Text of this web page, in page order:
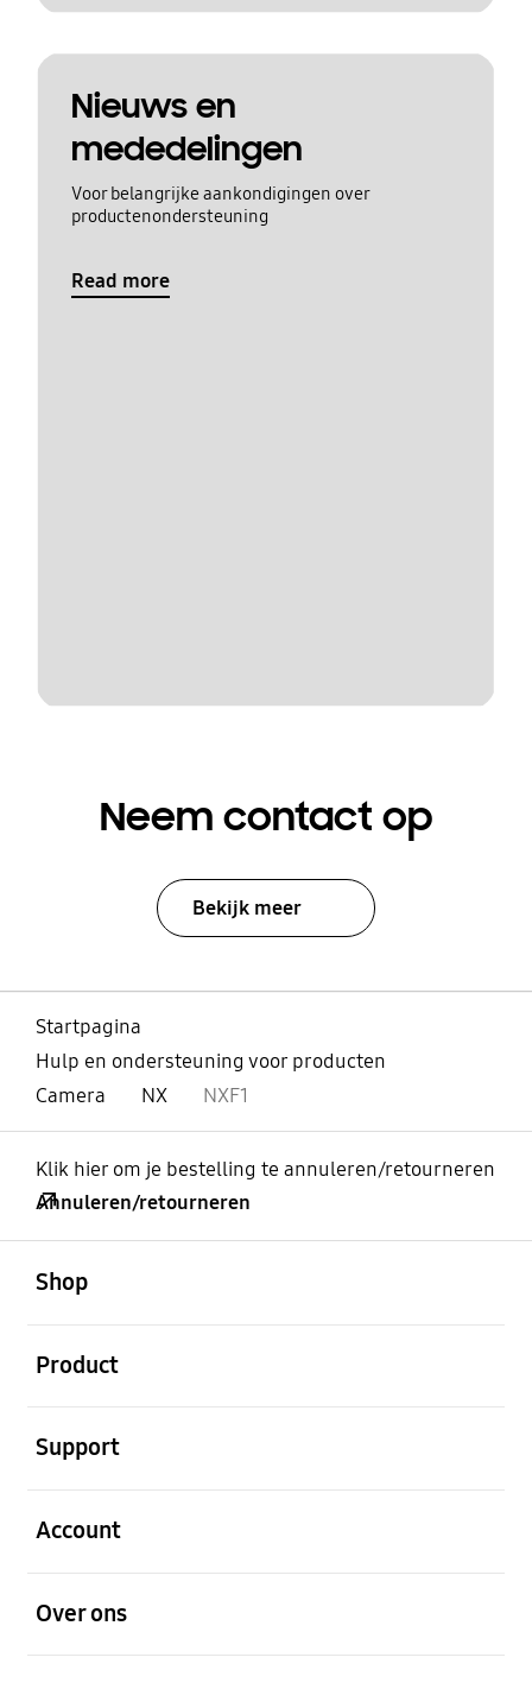
Nieuws en
mededelingen
Voor belangrijke aankondigingen over
productenondersteuning
Read more
Neem contact op
Bekijk meer
Startpagina
Hulp en ondersteuning voor producten
Camera
NX NXF1
Klik hier om je bestelling te annuleren/retourneren
Annuleren/retourneren
Shop
Product
Support
Account
Over ons